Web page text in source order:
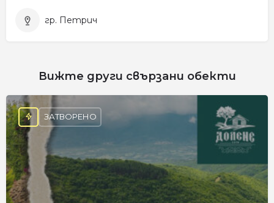
гр. Петрич
Вижте други свързани обекти
ЗАТВОРЕНО